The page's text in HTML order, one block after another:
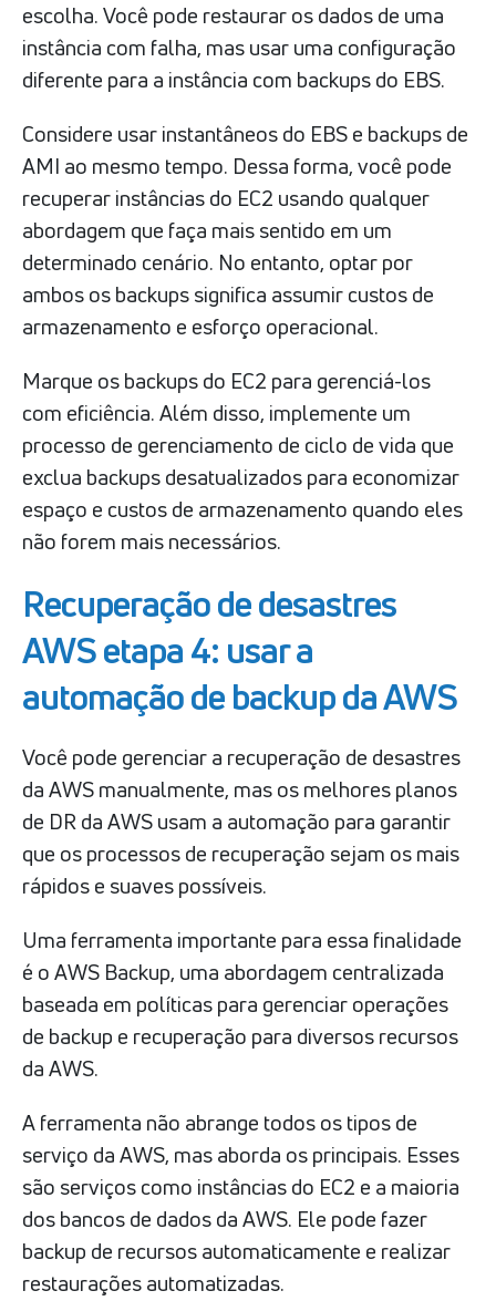
escolha. Você pode restaurar os dados de uma
instância com falha, mas usar uma configuração
diferente para a instância com backups do EBS.
Considere usar instantâneos do EBS e backups de
AMI ao mesmo tempo. Dessa forma, você pode
recuperar instâncias do EC2 usando qualquer
abordagem que faça mais sentido em um
determinado cenário. No entanto, optar por
ambos os backups significa assumir custos de
armazenamento e esforço operacional.
Marque os backups do EC2 para gerenciá-los
com eficiência. Além disso, implemente um
processo de gerenciamento de ciclo de vida que
exclua backups desatualizados para economizar
espaço e custos de armazenamento quando eles
não forem mais necessários.
Recuperação de desastres
AWS etapa 4: usar a
automação de backup da AWS
Você pode gerenciar a recuperação de desastres
da AWS manualmente, mas os melhores planos
de DR da AWS usam a automação para garantir
que os processos de recuperação sejam os mais
rápidos e suaves possíveis.
Uma ferramenta importante para essa finalidade
é o AWS Backup, uma abordagem centralizada
baseada em políticas para gerenciar operações
de backup e recuperação para diversos recursos
da AWS.
A ferramenta não abrange todos os tipos de
serviço da AWS, mas aborda os principais. Esses
são serviços como instâncias do EC2 e a maioria
dos bancos de dados da AWS. Ele pode fazer
backup de recursos automaticamente e realizar
restaurações automatizadas.